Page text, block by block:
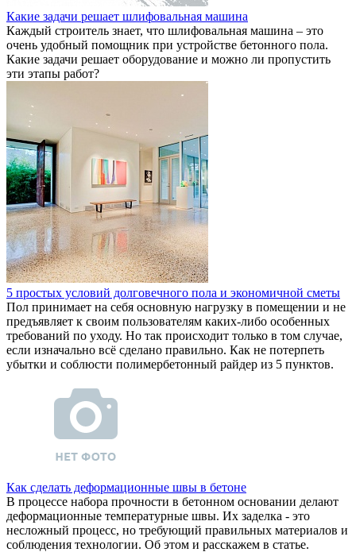
Какие задачи решает шлифовальная машина
Каждый строитель знает, что шлифовальная машина – это
очень удобный помощник при устройстве бетонного пола.
Какие задачи решает оборудование и можно ли пропустить
эти этапы работ?
5 простых условий долговечного пола и экономичной сметы
Пол принимает на себя основную нагрузку в помещении и не
предъявляет к своим пользователям каких-либо особенных
требований по уходу. Но так происходит только в том случае,
если изначально всё сделано правильно. Как не потерпеть
убытки и соблюсти полимербетонный райдер из 5 пунктов.
Как сделать деформационные швы в бетоне
В процессе набора прочности в бетонном основании делают
деформационные температурные швы. Их заделка - это
несложный процесс, но требующий правильных материалов и
соблюдения технологии. Об этом и расскажем в статье.